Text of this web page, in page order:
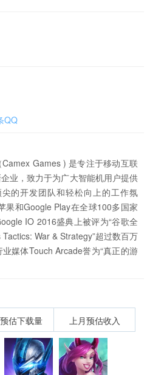
QQ
Games ) 是专注于移动互联
业，致力于为广大智能机用户提供
的开发团队和轻松向上的工作氛
果和Google Play在全球100多国家
IO 2016盛典上被评为“谷歌全
War & Strategy”超过数百万
媒体Touch Arcade誉为“真正的游
估下载量 上月预估收入